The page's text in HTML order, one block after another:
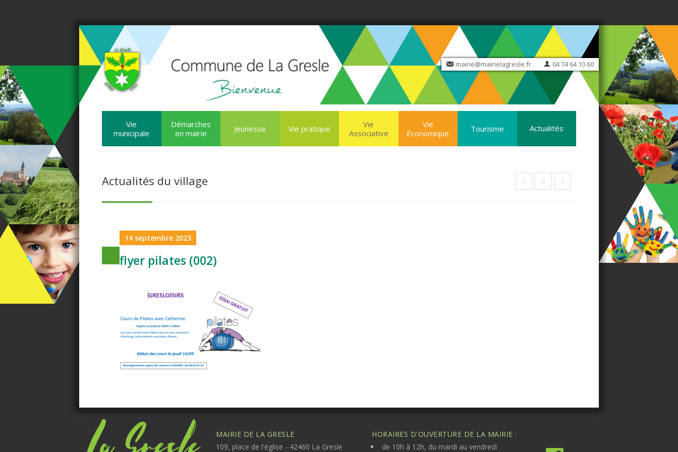
mairie@mairielagresle.fr 04 74 64 10 60
Vie
municipale
Démarches
en mairie
Jeunesse Vie pratique
Vie
Associative
Vie
Economique
Tourisme Actualités
Actualités du village
14 septembre 2023
flyer pilates (002)
MAIRIE DE LA GRESLE
109, place de l'église - 42460 La Gresle
HORAIRES D'OUVERTURE DE LA MAIRIE :
de 10h à 12h, du mardi au vendredi